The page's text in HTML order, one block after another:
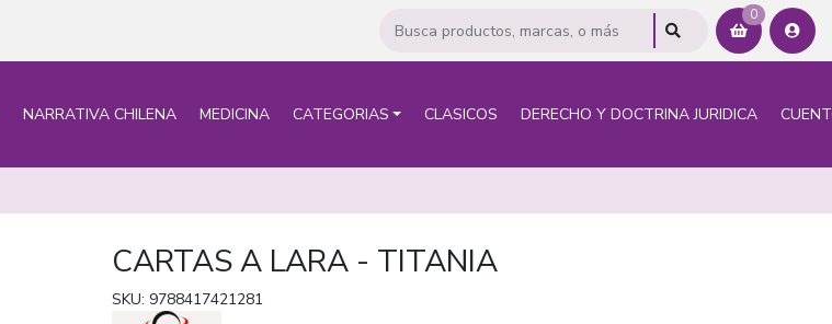
0
NARRATIVA CHILENA MEDICINA CATEGORIAS CLASICOS DERECHO Y DOCTRINA JURIDICA
CARTAS A LARA - TITANIA
SKU: 9788417421281